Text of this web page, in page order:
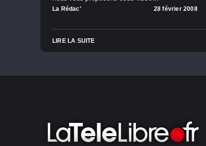
La Rédac' 28 février 2008
LIRE LA SUITE